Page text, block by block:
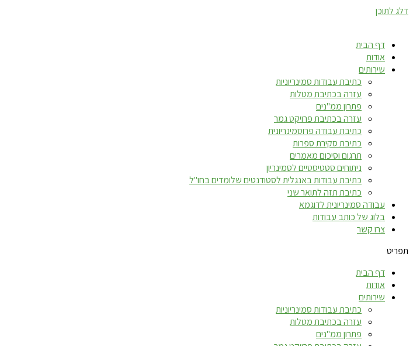
דלג לתוכן
דף הבית
אודות
שירותים
כתיבת עבודות סמינריוניות
עזרה בכתיבת מטלות
פתרון ממ"נים
עזרה בכתיבת פרויקט גמר
כתיבת עבודה פרוסמינריונית
כתיבת סקירת ספרות
תרגום וסיכום מאמרים
ניתוחים סטטיסטיים לסמינריון
כתיבת עבודות באנגלית לסטודנטים שלומדים בחו"ל
כתיבת תזה לתואר שני
עבודה סמינריונית לדוגמא
בלוג של כותב עבודות
צרו קשר
תפריט
דף הבית
אודות
שירותים
כתיבת עבודות סמינריוניות
עזרה בכתיבת מטלות
פתרון ממ"נים